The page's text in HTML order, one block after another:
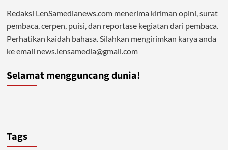
Redaksi LenSamedianews.com menerima kiriman opini, surat
pembaca, cerpen, puisi, dan reportase kegiatan dari pembaca.
Perhatikan kaidah bahasa. Silahkan mengirimkan karya anda
ke email news.lensamedia@gmail.com
Selamat mengguncang dunia!
Tags